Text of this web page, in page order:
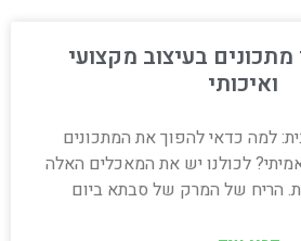
בעיצוב מקצועי
ואיכותי
למה כדאי להפוך את המתכונים
לכולנו יש את המאכלים האלה
הריח של המרק של סבתא ביום